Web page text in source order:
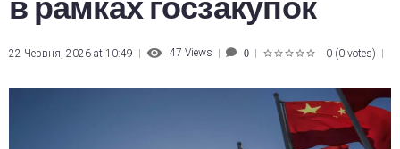
в рамках госзакупок
22 Червня, 2026 at 10:49 47 Views 0 0 (0 votes)